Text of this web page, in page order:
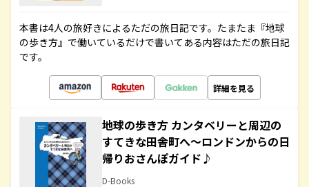
本書は4人の旅好きによるただの旅日記です。たまたま『地球
の歩き方』で働いているだけで書いてある内容はただの旅日記
です。
詳細を見る
地球の歩き方 カンタベリーと周辺の
すてきな田舎町へ～ロンドンからの日
帰りおさんぽガイド♪
D-Books